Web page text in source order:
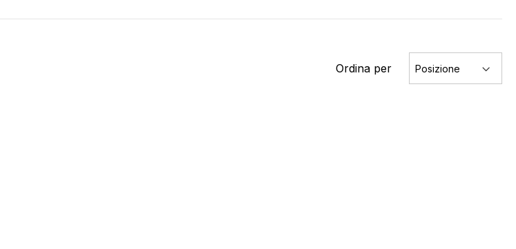
Ordina per